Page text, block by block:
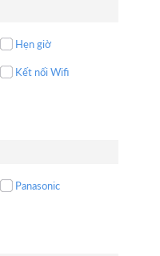
Hẹn giờ
Kết nối Wifi
Panasonic